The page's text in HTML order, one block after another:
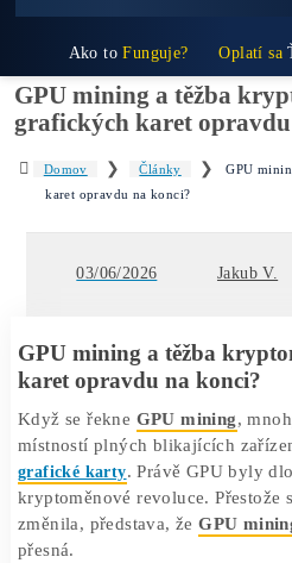
Časté
GPU mining a těžba
grafických karet
Domov ❯ Články ❯
karet opravdu na konci?